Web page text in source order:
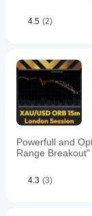
trading
as
spread,
commission,
slippage.
Management
logic
positions
to
an
4.5 (2)
Powerfull and
Range
4.3 (3)